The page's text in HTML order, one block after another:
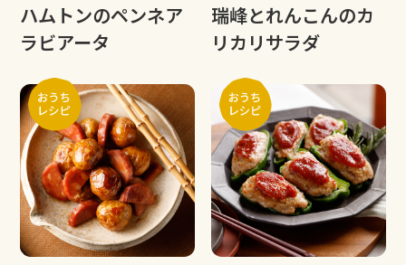
ハムトンのペンネア
ラビアータ
瑞峰とれんこんのカ
リカリサラダ